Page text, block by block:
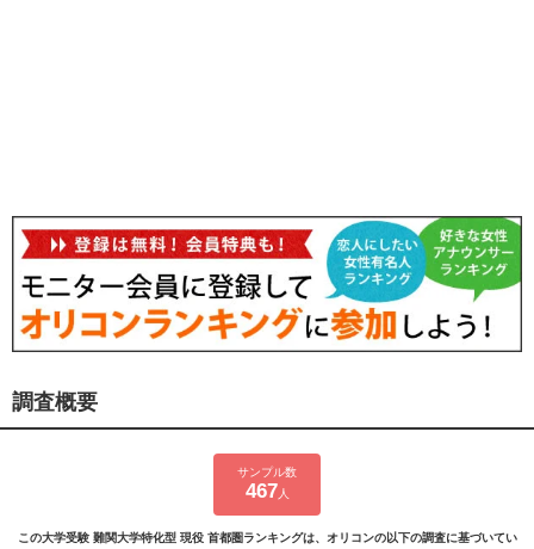
調査概要
サンプル数
467 人
この大学受験 難関大学特化型 現役 首都圏ランキングは、オリコンの以下の調査に基づいてい